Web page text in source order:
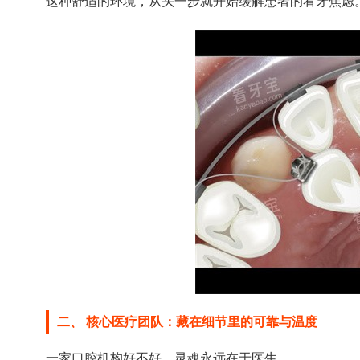
二、 核心医疗团队：藏在细节里的可靠与温度